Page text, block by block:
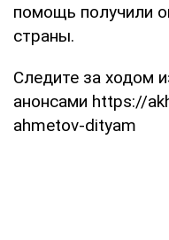
помощь получили
страны.
Следите за ходом
анонсами https://
ahmetov-dityam